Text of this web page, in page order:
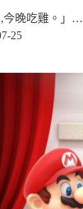
,今晚吃雞。」…
25